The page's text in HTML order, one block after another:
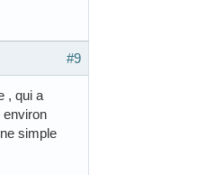
#9
, qui a
environ
simple